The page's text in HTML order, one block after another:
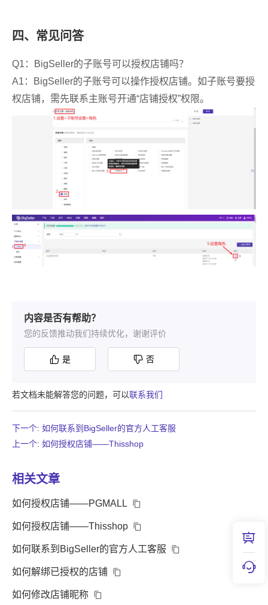
内容是否有帮助？
您的反馈推动我们持续优化，谢谢评价
是 否
若文档未能解答您的问题，可以联系我们
上一个: 如何授权店铺——Thisshop
下一个: 如何联系到BigSeller的官方人工客服
相关文章
如何授权店铺——PGMALL
如何授权店铺——Thisshop
如何联系到BigSeller的官方人工客服
如何解绑已授权的店铺
如何修改店铺昵称